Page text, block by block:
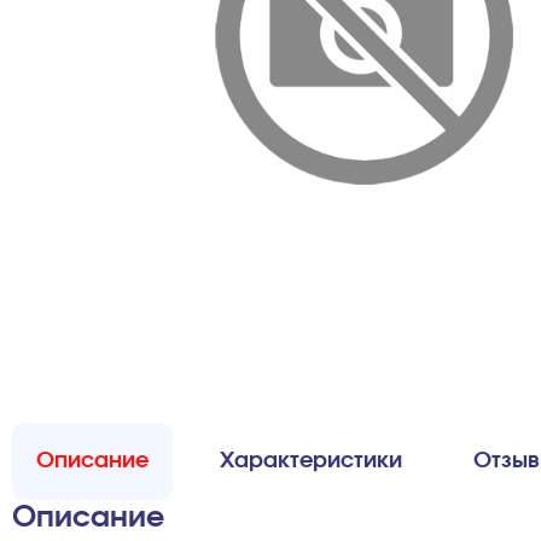
Описание Характеристики
Описание